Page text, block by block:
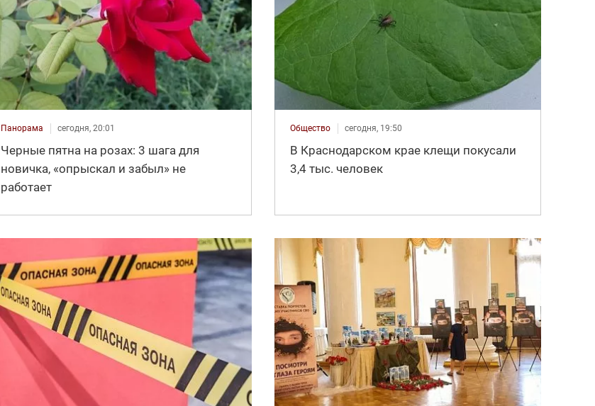
Панорама сегодня, 20:01
Черные пятна на розах: 3 шага для
новичка, «опрыскал и забыл» не
работает
Общество сегодня, 19:50
В Краснодарском крае клещи покусали
3,4 тыс. человек